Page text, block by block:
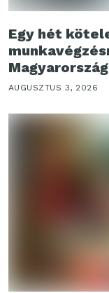
Egy hét
Magyarország
AUGUSZTUS 3, 2026